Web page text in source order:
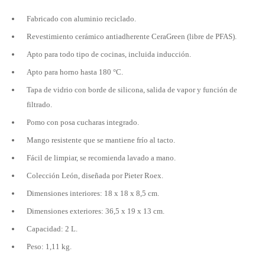
Fabricado con aluminio reciclado.
Revestimiento cerámico antiadherente CeraGreen (libre de PFAS).
Apto para todo tipo de cocinas, incluida inducción.
Apto para horno hasta 180 °C.
Tapa de vidrio con borde de silicona, salida de vapor y función de
filtrado.
Pomo con posa cucharas integrado.
Mango resistente que se mantiene frío al tacto.
Fácil de limpiar, se recomienda lavado a mano.
Colección León, diseñada por Pieter Roex.
Dimensiones interiores: 18 x 18 x 8,5 cm.
Dimensiones exteriores: 36,5 x 19 x 13 cm.
Capacidad: 2 L.
Peso: 1,11 kg.